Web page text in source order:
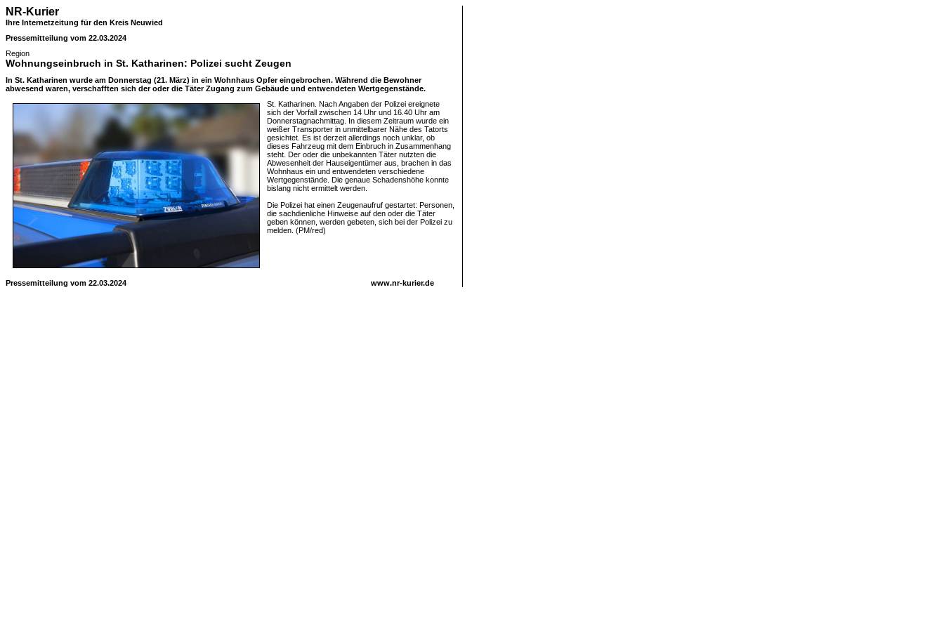
NR-Kurier
Ihre Internetzeitung für den Kreis Neuwied
Pressemitteilung vom 22.03.2024
Region
Wohnungseinbruch in St. Katharinen: Polizei sucht Zeugen
In St. Katharinen wurde am Donnerstag (21. März) in ein Wohnhaus Opfer eingebrochen. Während die Bewohner
abwesend waren, verschafften sich der oder die Täter Zugang zum Gebäude und entwendeten Wertgegenstände.
St. Katharinen. Nach Angaben der Polizei ereignete
sich der Vorfall zwischen 14 Uhr und 16.40 Uhr am
Donnerstagnachmittag. In diesem Zeitraum wurde ein
weißer Transporter in unmittelbarer Nähe des Tatorts
gesichtet. Es ist derzeit allerdings noch unklar, ob
dieses Fahrzeug mit dem Einbruch in Zusammenhang
steht. Der oder die unbekannten Täter nutzten die
Abwesenheit der Hauseigentümer aus, brachen in das
Wohnhaus ein und entwendeten verschiedene
Wertgegenstände. Die genaue Schadenshöhe konnte
bislang nicht ermittelt werden.
Die Polizei hat einen Zeugenaufruf gestartet: Personen,
die sachdienliche Hinweise auf den oder die Täter
geben können, werden gebeten, sich bei der Polizei zu
melden. (PM/red)
Pressemitteilung vom 22.03.2024 www.nr-kurier.de